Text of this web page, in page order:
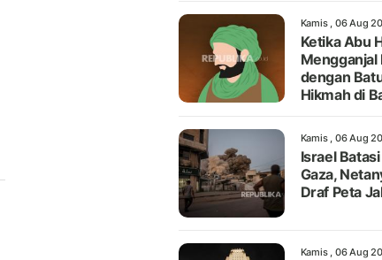
Kamis , 06 Aug
Ketika Abu
Mengganjal
dengan
Hikmah di
Kamis , 06 Aug
Israel
Gaza,
Draf Peta
Kamis , 06 Aug